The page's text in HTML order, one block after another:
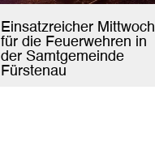
Einsatzreicher Mittwoch
für die Feuerwehren in
der Samtgemeinde
Fürstenau